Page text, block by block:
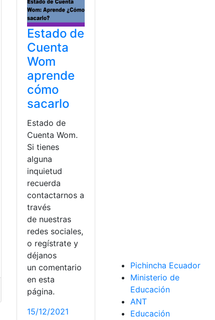
Wom
Estado de
Cuenta
Wom
aprende
cómo
sacarlo
Estado de
Cuenta Wom.
Si tienes
alguna
inquietud
recuerda
contactarnos a
través
de nuestras
redes sociales,
o regístrate y
déjanos
un comentario
en esta
página.
15/12/2021
Pichincha Ecuador
Ministerio de
Educación
ANT
Educación